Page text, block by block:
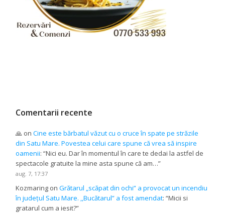
Comentarii recente
🙏 onCine este bărbatul văzut cu o cruce în spate pe străzile
din Satu Mare. Povestea celui care spune că vrea să inspire
oamenii: “Nici eu. Dar în momentul în care te dedai la astfel de
spectacole gratuite la mine asta spune că am…”
aug. 7, 17:37
Kozmaring onGrătarul „scăpat din ochi” a provocat un incendiu
în județul Satu Mare. ,,Bucătarul” a fost amendat: “Micii si
gratarul cum a iesit?”